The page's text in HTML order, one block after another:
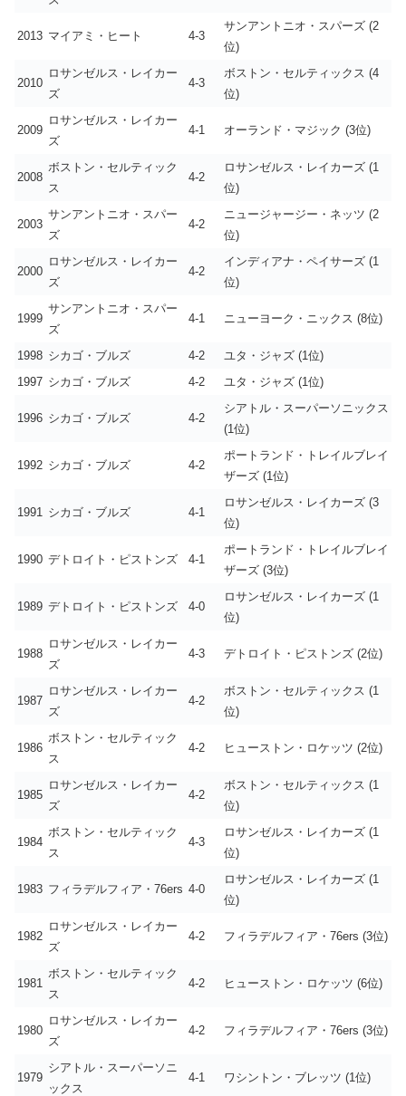
2013 マイアミ・ヒート 4-3
サンアントニオ・スパーズ (2
位)
2010
ロサンゼルス・レイカー
ズ
4-3
ボストン・セルティックス (4
位)
2009
ロサンゼルス・レイカー
ズ
4-1 オーランド・マジック (3位)
2008
ボストン・セルティック
ス
4-2
ロサンゼルス・レイカーズ (1
位)
2003
サンアントニオ・スパー
ズ
4-2
ニュージャージー・ネッツ (2
位)
2000
ロサンゼルス・レイカー
ズ
4-2
インディアナ・ペイサーズ (1
位)
1999
サンアントニオ・スパー
ズ
4-1 ニューヨーク・ニックス (8位)
1998 シカゴ・ブルズ 4-2
ユタ・ジャズ (1位)
1997 シカゴ・ブルズ 4-2 ユタ・ジャズ (1位)
1996 シカゴ・ブルズ 4-2
シアトル・スーパーソニックス
(1位)
1992 シカゴ・ブルズ 4-2
ポートランド・トレイルブレイ
ザーズ (1位)
1991 シカゴ・ブルズ 4-1
ロサンゼルス・レイカーズ (3
位)
1990 デトロイト・ピストンズ 4-1
ポートランド・トレイルブレイ
ザーズ (3位)
1989 デトロイト・ピストンズ 4-0
ロサンゼルス・レイカーズ (1
位)
1988
ロサンゼルス・レイカー
ズ
4-3 デトロイト・ピストンズ (2位)
1987
ロサンゼルス・レイカー
ズ
4-2
ボストン・セルティックス (1
位)
1986
ボストン・セルティック
ス
4-2 ヒューストン・ロケッツ (2位)
1985
ロサンゼルス・レイカー
ズ
4-2
ボストン・セルティックス (1
位)
1984
ボストン・セルティック
ス
4-3
ロサンゼルス・レイカーズ (1
位)
1983 フィラデルフィア・76ers 4-0
ロサンゼルス・レイカーズ (1
位)
1982
ロサンゼルス・レイカー
ズ
4-2 フィラデルフィア・76ers (3位)
1981
ボストン・セルティック
ス
4-2 ヒューストン・ロケッツ (6位)
1980
ロサンゼルス・レイカー
ズ
4-2 フィラデルフィア・76ers (3位)
1979
シアトル・スーパーソニ
ックス
4-1 ワシントン・ブレッツ (1位)